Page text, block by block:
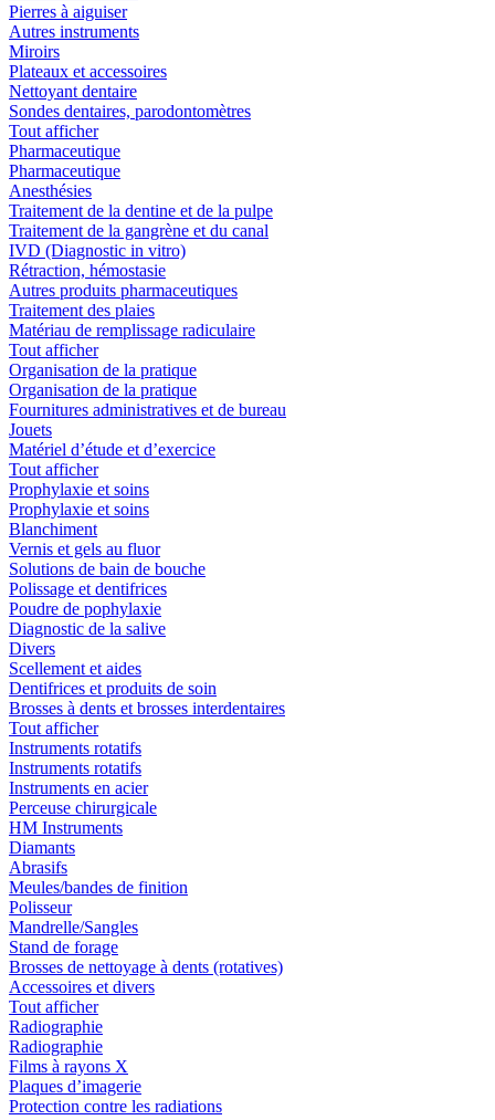
Pierres à aiguiser
Autres instruments
Miroirs
Plateaux et accessoires
Nettoyant dentaire
Sondes dentaires, parodontomètres
Tout afficher
Pharmaceutique
Pharmaceutique
Anesthésies
Traitement de la dentine et de la pulpe
Traitement de la gangrène et du canal
IVD (Diagnostic in vitro)
Rétraction, hémostasie
Autres produits pharmaceutiques
Traitement des plaies
Matériau de remplissage radiculaire
Tout afficher
Organisation de la pratique
Organisation de la pratique
Fournitures administratives et de bureau
Jouets
Matériel d’étude et d’exercice
Tout afficher
Prophylaxie et soins
Prophylaxie et soins
Blanchiment
Vernis et gels au fluor
Solutions de bain de bouche
Polissage et dentifrices
Poudre de pophylaxie
Diagnostic de la salive
Divers
Scellement et aides
Dentifrices et produits de soin
Brosses à dents et brosses interdentaires
Tout afficher
Instruments rotatifs
Instruments rotatifs
Instruments en acier
Perceuse chirurgicale
HM Instruments
Diamants
Abrasifs
Meules/bandes de finition
Polisseur
Mandrelle/Sangles
Stand de forage
Brosses de nettoyage à dents (rotatives)
Accessoires et divers
Tout afficher
Radiographie
Radiographie
Films à rayons X
Plaques d’imagerie
Protection contre les radiations